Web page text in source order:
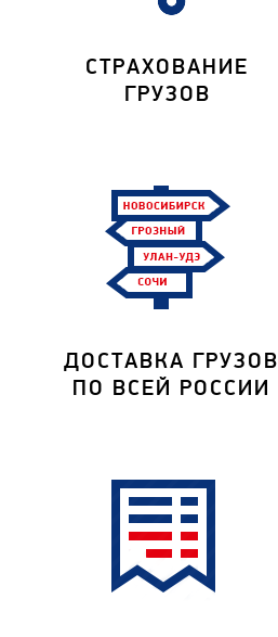
СТРАХОВАНИЕ
ГРУЗОВ
ДОСТАВКА ГРУЗОВ
ПО ВСЕЙ РОССИИ